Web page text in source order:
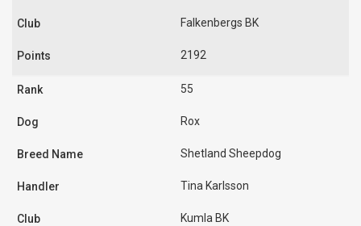
Falkenbergs BK
2192
55
Rox
Shetland Sheepdog
Tina Karlsson
Kumla BK